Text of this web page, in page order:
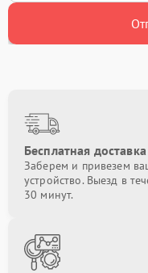
Бесплатная доставка
Заберем и привезем
устройство. Выезд в
30 минут.